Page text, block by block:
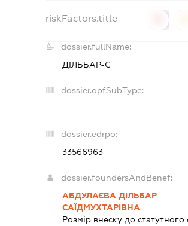
riskFactors.title
dossier.fullName:
ДІЛЬБАР-С
dossier.opfSubType:
-
dossier.edrpo:
33566963
dossier.foundersAndBenef:
АБДУЛАЄВА ДІЛЬБАР
САЇДМУХТАРІВНА
Розмір внеску до